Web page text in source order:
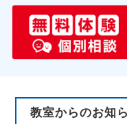
教室からのお知